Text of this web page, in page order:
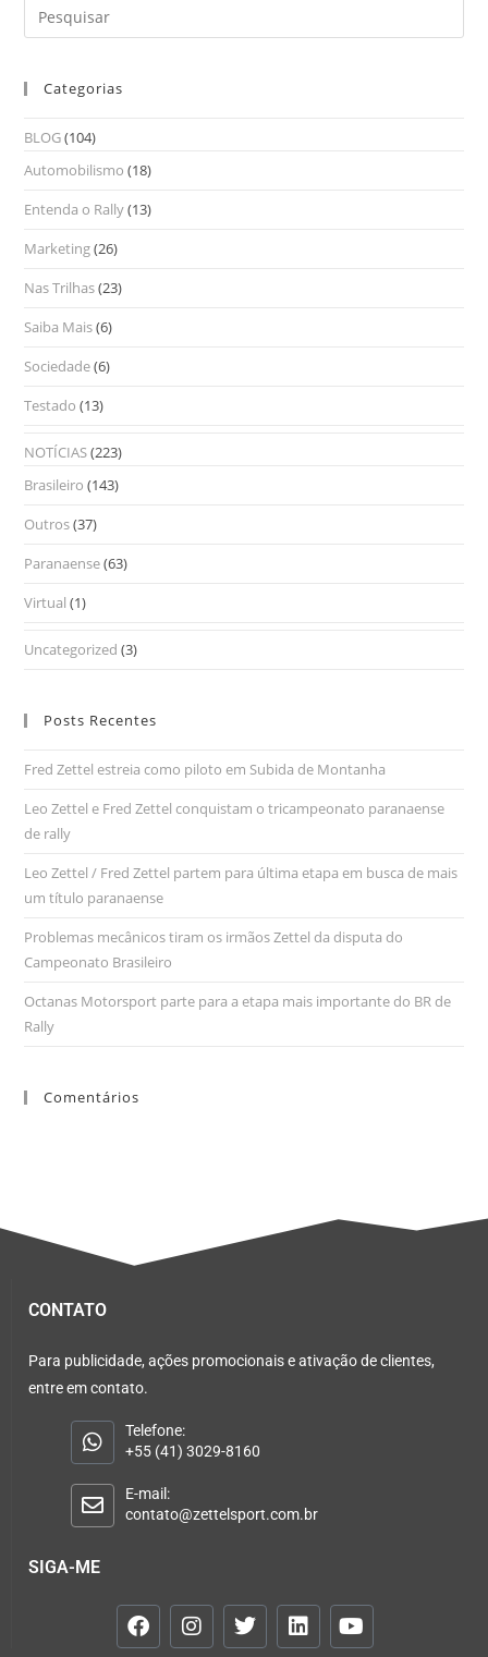
Categorias
BLOG(104)
Automobilismo (18)
Entenda o Rally(13)
Marketing(26)
Nas Trilhas(23)
Saiba Mais(6)
Sociedade(6)
Testado (13)
NOTÍCIAS(223)
Brasileiro (143)
Outros(37)
Paranaense(63)
Virtual (1)
Uncategorized (3)
Posts Recentes
Fred Zettel estreia como piloto em Subida de Montanha
Leo Zettel e Fred Zettel conquistam o tricampeonato paranaense
de rally
Leo Zettel / Fred Zettel partem para última etapa em busca de mais
um título paranaense
Problemas mecânicos tiram os irmãos Zettel da disputa do
Campeonato Brasileiro
Octanas Motorsport parte para a etapa mais importante do BR de
Rally
Comentários
CONTATO
Para publicidade, ações promocionais e ativação de clientes,
entre em contato.
Telefone:
+55 (41) 3029-8160
E-mail:
contato@zettelsport.com.br
SIGA-ME